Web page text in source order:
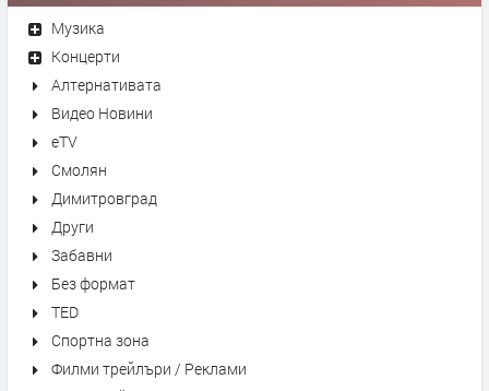
Музика
Концерти
Алтернативата
Видео Новини
eTV
Смолян
Димитровград
Други
Забавни
Без формат
TED
Спортна зона
Филми трейлъри / Реклами